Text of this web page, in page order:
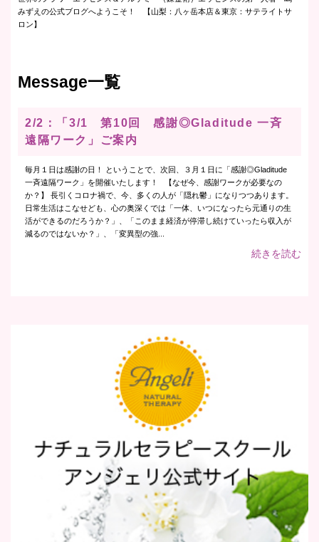
みずえの公式ブログへようこそ！ 【山梨：八ヶ岳本店＆東京：サテライトサ
ロン】
Message一覧
2/2：「3/1 第10回 感謝◎Gladitude 一斉
遠隔ワーク」ご案内
毎月１日は感謝の日！ ということで、次回、３月１日に「感謝◎Gladitude
一斉遠隔ワーク」を開催いたします！ 【なぜ今、感謝ワークが必要なの
か？】 長引くコロナ禍で、今、多くの人が「隠れ鬱」になりつつあります。
日常生活はこなせども、心の奥深くでは「一体、いつになったら元通りの生
活ができるのだろうか？」、「このまま経済が停滞し続けていったら収入が
減るのではないか？」、「変異型の強...
続きを読む